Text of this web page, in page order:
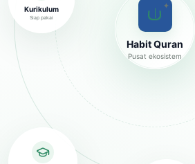
✦
Habit Quran
Pusat ekosistem
Kurikulum
Siap pakai